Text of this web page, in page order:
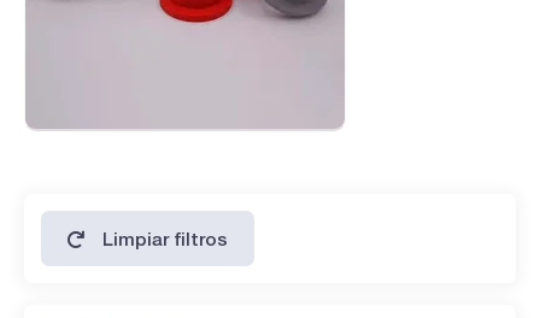
Limpiar filtros